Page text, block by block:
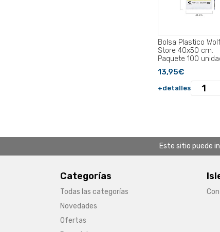
Bolsa Plastico
Store 40x50 cm.
Paquete 100
13,95€
+detalles
Este sitio puede
Categorías
Todas las categorías
Novedades
Ofertas